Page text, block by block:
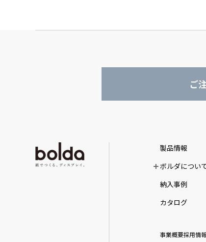
ご
製品情報
ボルダについ
納入事例
カタログ
事業概要採用情